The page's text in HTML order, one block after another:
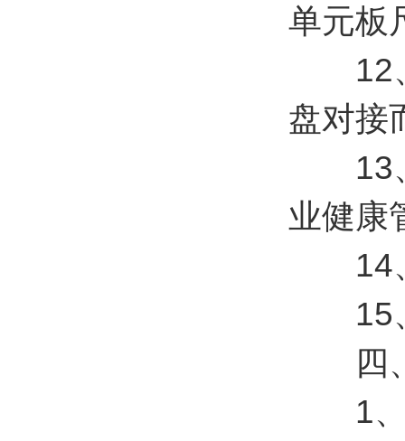
单元板
12、
盘对接
13、
业健康
14、
15、
四、
1、